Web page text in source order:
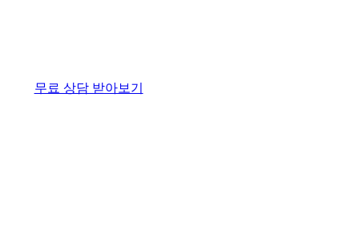
무료 상담 받아보기